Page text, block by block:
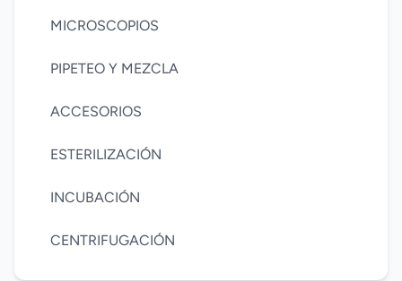
MICROSCOPIOS
PIPETEO Y MEZCLA
ACCESORIOS
ESTERILIZACIÓN
INCUBACIÓN
CENTRIFUGACIÓN